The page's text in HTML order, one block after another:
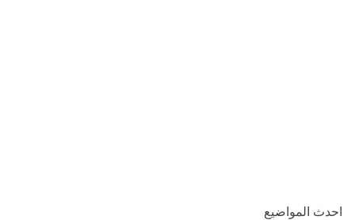
احدث المواضيع